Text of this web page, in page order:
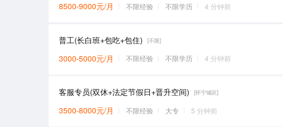
8500-9000元/月 不限经验 不限学历 4 分钟前
普工(长白班+包吃+包住) [不限]
3000-5000元/月 不限经验 不限学历 4 分钟前
客服专员(双休+法定节假日+晋升空间) [怀宁城区]
3500-8000元/月 不限经验 大专 5 分钟前